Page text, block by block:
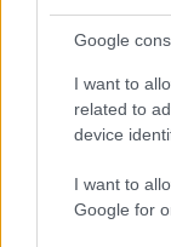
Google
I want to
related to
device
I want to
Google for
Bitcoin analyse
prijsbeweging
CRYPTOVALUTA